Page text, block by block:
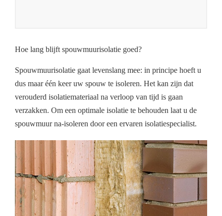
Hoe lang blijft spouwmuurisolatie goed?
Spouwmuurisolatie gaat levenslang mee: in principe hoeft u
dus maar één keer uw spouw te isoleren. Het kan zijn dat
verouderd isolatiemateriaal na verloop van tijd is gaan
verzakken. Om een optimale isolatie te behouden laat u de
spouwmuur na-isoleren door een ervaren isolatiespecialist.